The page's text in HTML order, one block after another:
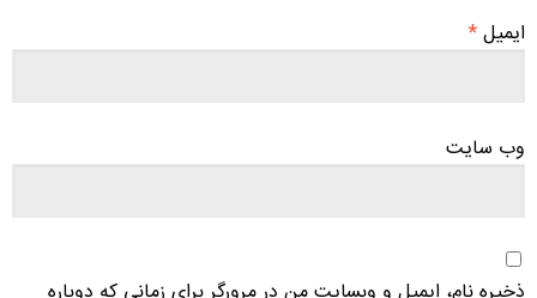
ایمیل*
وب‌ سایت